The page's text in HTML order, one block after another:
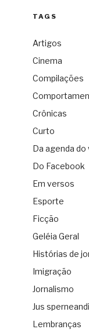
TAGS
Artigos
Cinema
Compilações
Crônicas
Curto
Da agenda do
Do Facebook
Em versos
Esporte
Ficção
Geléia Geral
Histórias de
Imigração
Jornalismo
Jus sperneandi
Lembranças